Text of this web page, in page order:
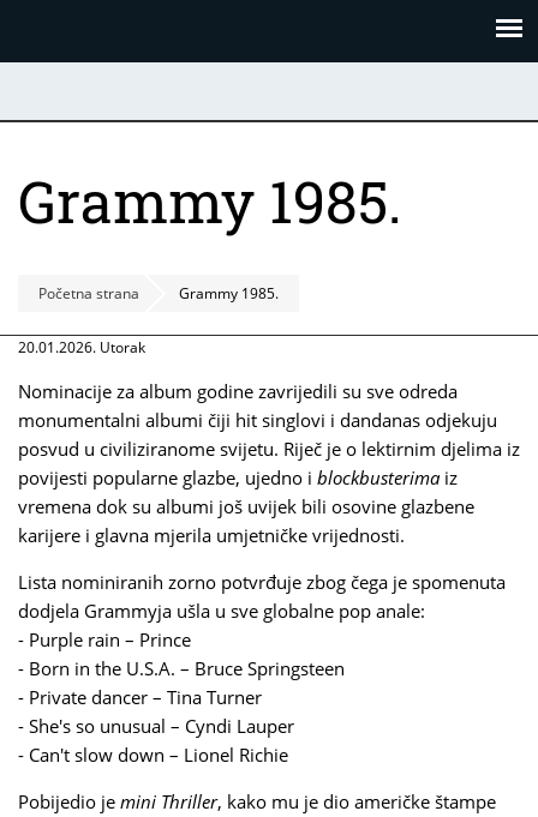
Grammy 1985.
Početna strana Grammy 1985.
20.01.2026. Utorak
Nominacije za album godine zavrijedili su sve odreda
monumentalni albumi čiji hit singlovi i dandanas odjekuju
posvud u civiliziranome svijetu. Riječ je o lektirnim djelima iz
povijesti popularne glazbe, ujedno i blockbusterimaiz
vremena dok su albumi još uvijek bili osovine glazbene
karijere i glavna mjerila umjetničke vrijednosti.
Lista nominiranih zorno potvrđuje zbog čega je spomenuta
dodjela Grammyja ušla u sve globalne pop anale:
- Purple rain – Prince
- Born in the U.S.A. – Bruce Springsteen
- Private dancer – Tina Turner
- She's so unusual – Cyndi Lauper
- Can't slow down – Lionel Richie
Pobijedio je mini Thriller, kako mu je dio američke štampe